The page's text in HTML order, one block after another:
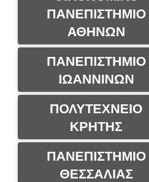
ΠΑΝΕΠΙΣΤΗΜΙΟ
ΑΘΗΝΩΝ
ΠΑΝΕΠΙΣΤΗΜΙΟ
ΙΩΑΝΝΙΝΩΝ
ΠΟΛΥΤΕΧΝΕΙΟ
ΚΡΗΤΗΣ
ΠΑΝΕΠΙΣΤΗΜΙΟ
ΘΕΣΣΑΛΙΑΣ